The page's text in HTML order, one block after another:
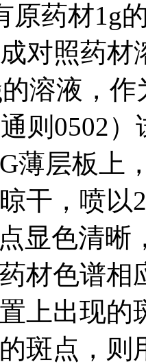
原药材1g
对照药
溶液，
则0502
薄层板上
干，喷以
显色清晰
材色谱
上出现
斑点，则